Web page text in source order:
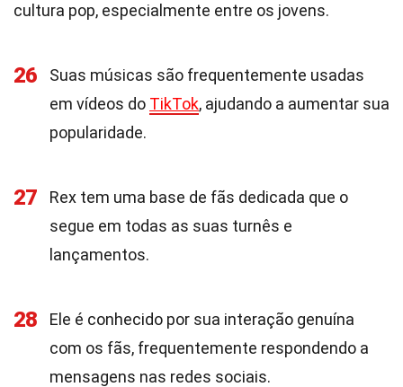
cultura pop, especialmente entre os jovens.
26
Suas músicas são frequentemente usadas
em vídeos do TikTok, ajudando a aumentar sua
popularidade.
27
Rex tem uma base de fãs dedicada que o
segue em todas as suas turnês e
lançamentos.
28
Ele é conhecido por sua interação genuína
com os fãs, frequentemente respondendo a
mensagens nas redes sociais.